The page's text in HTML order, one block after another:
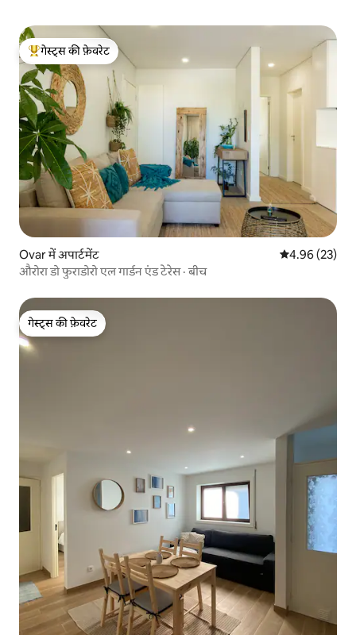
गेस्ट्स का टॉप फ़ेवरेट
गेस्ट्स की फ़ेवरेट
Ovar में अपार्टमेंट औसत रेटिंग 5 में
4.96 (23)
औरोरा डो फुराडोरो एल गार्डन एंड टेरेस · बीच
गेस्ट्स की फ़ेवरेट
गेस्ट्स की फ़ेवरेट